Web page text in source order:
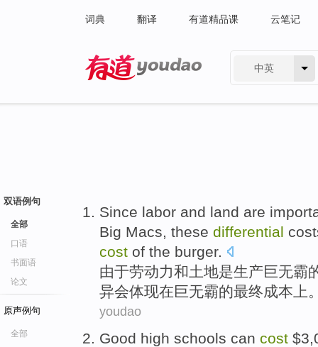
词典 翻译 有道精品课 云笔记
中英
双语例句
全部
口语
书面语
论文
原声例句
全部
Since labor and land are
Big Macs, these differential
cost of the burger.
由于劳动力和土地是生产巨无霸
异会体现在巨无霸的最终成本 上
youdao
Good high schools can cost